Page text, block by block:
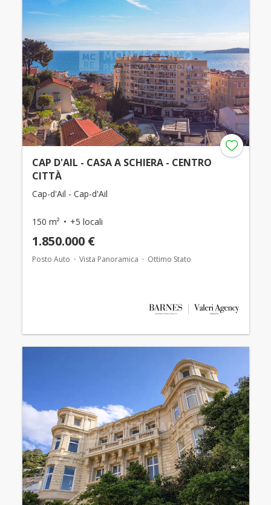
CAP D'AIL - CASA A SCHIERA - CENTRO
CITTÀ
Cap-d'Ail - Cap-d'Ail
150 m² +5 locali
1.850.000 €
Posto Auto Vista Panoramica Ottimo Stato